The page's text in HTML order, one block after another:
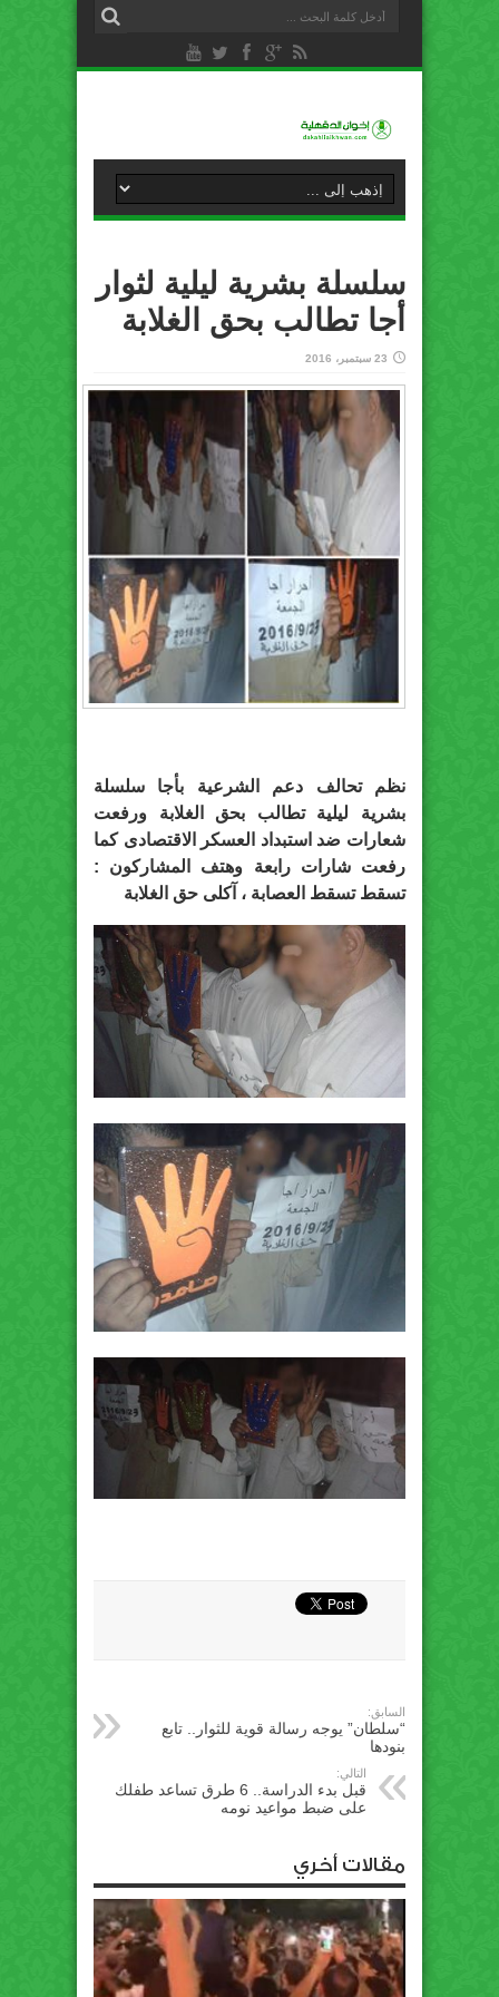
سلسلة بشرية ليلية لثوار
أجا تطالب بحق الغلابة
23 سبتمبر، 2016
نظم تحالف دعم الشرعية بأجا سلسلة
بشرية ليلية تطالب بحق الغلابة ورفعت
شعارات ضد استبداد العسكر الاقتصادى كما
رفعت شارات رابعة وهتف المشاركون :
تسقط تسقط العصابة ، آكلى حق الغلابة
السابق:
“سلطان” يوجه رسالة قوية للثوار.. تابع
بنودها
التالي:
قبل بدء الدراسة.. 6 طرق تساعد طفلك
على ضبط مواعيد نومه
مقالات أخري